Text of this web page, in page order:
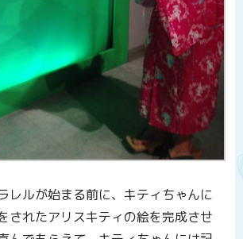
レルが始まる前に、キティちゃんに
されたアリスキティの絵を完成させ